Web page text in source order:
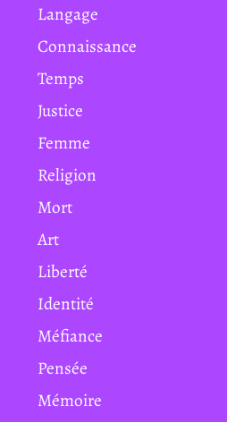
Langage
Connaissance
Temps
Justice
Femme
Religion
Mort
Art
Liberté
Identité
Méfiance
Pensée
Mémoire